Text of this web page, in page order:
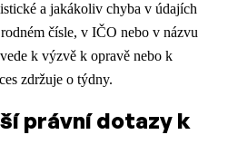
a jakákoliv chyba v údajích
čísle, v IČO nebo v názvu
k výzvě k opravě nebo k
zdržuje o týdny.
právní dotazy k